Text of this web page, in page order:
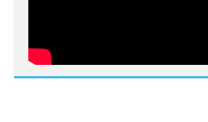
BỆNH VIỆN NGUYỄN ĐÌNH CHIỂU
KHAI KỸ THUẬT CHUYÊN SÂU